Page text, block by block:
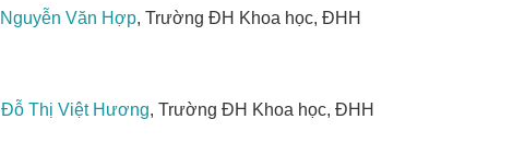
Nguyễn Văn Hợp, Trường ĐH Khoa học, ĐHH
Đỗ Thị Việt Hương, Trường ĐH Khoa học, ĐHH